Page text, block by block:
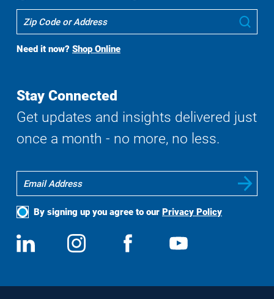
Where
To
Buy
Search
Need it now? Shop Online
Stay Connected
Get updates and insights delivered just
once a month - no more, no less.
By signing up you agree to our Privacy Policy
Social
Media
View
us
Follow
us
View